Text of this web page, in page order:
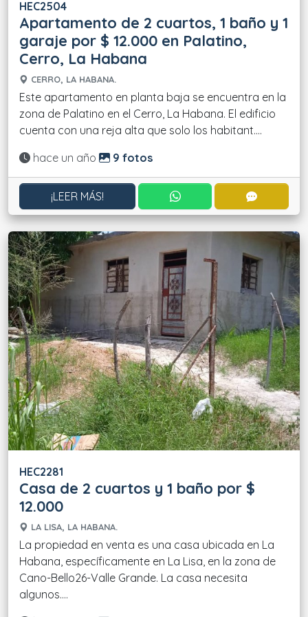
HEC2504
Apartamento de 2 cuartos, 1 baño y 1
garaje por $ 12.000 en Palatino,
Cerro, La Habana
CERRO, LA HABANA.
Este apartamento en planta baja se encuentra en la
zona de Palatino en el Cerro, La Habana. El edificio
cuenta con una reja alta que solo los habitant....
Actualizado:
hace un año 9 fotos
¡LEER MÁS! CONTACTAR POR
HEC2281
Casa de 2 cuartos y 1 baño por $
12.000
LA LISA, LA HABANA.
La propiedad en venta es una casa ubicada en La
Habana, específicamente en La Lisa, en la zona de
Cano-Bello26-Valle Grande. La casa necesita
algunos....